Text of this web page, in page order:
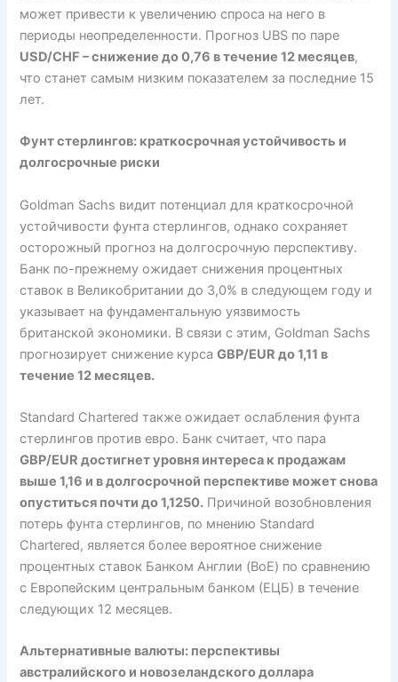
может привести к увеличению спроса на него в
периоды неопределенности. Прогноз UBS по паре
USD/CHF – снижение до 0,76 в течение 12 месяцев,
что станет самым низким показателем за последние 15
лет.
Фунт стерлингов: краткосрочная устойчивость и
долгосрочные риски
Goldman Sachs видит потенциал для краткосрочной
устойчивости фунта стерлингов, однако сохраняет
осторожный прогноз на долгосрочную перспективу.
Банк по-прежнему ожидает снижения процентных
ставок в Великобритании до 3,0% в следующем году и
указывает на фундаментальную уязвимость
британской экономики. В связи с этим, Goldman Sachs
прогнозирует снижение курсаGBP/EUR до 1,11 в
течение 12 месяцев.
Standard Chartered также ожидает ослабления фунта
стерлингов против евро. Банк считает, что пара
GBP/EUR достигнет уровня интереса к продажам
выше 1,16 и в долгосрочной перспективе может снова
опуститься почти до 1,1250. Причиной возобновления
потерь фунта стерлингов, по мнению Standard
Chartered, является более вероятное снижение
процентных ставок Банком Англии (BoE) по сравнению
с Европейским центральным банком (ЕЦБ) в течение
следующих 12 месяцев.
Альтернативные валюты: перспективы
австралийского и новозеландского доллара